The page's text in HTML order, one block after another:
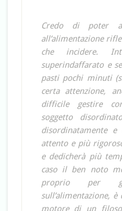
Credo di poter
all’alimentazione
che incidere.
superindaffarato e
pasti pochi minuti
certa attenzione,
difficile gestire
soggetto
disordinatamente
attento e più
e dedicherà più
caso il ben noto
proprio per
sull’alimentazione,
motore di un